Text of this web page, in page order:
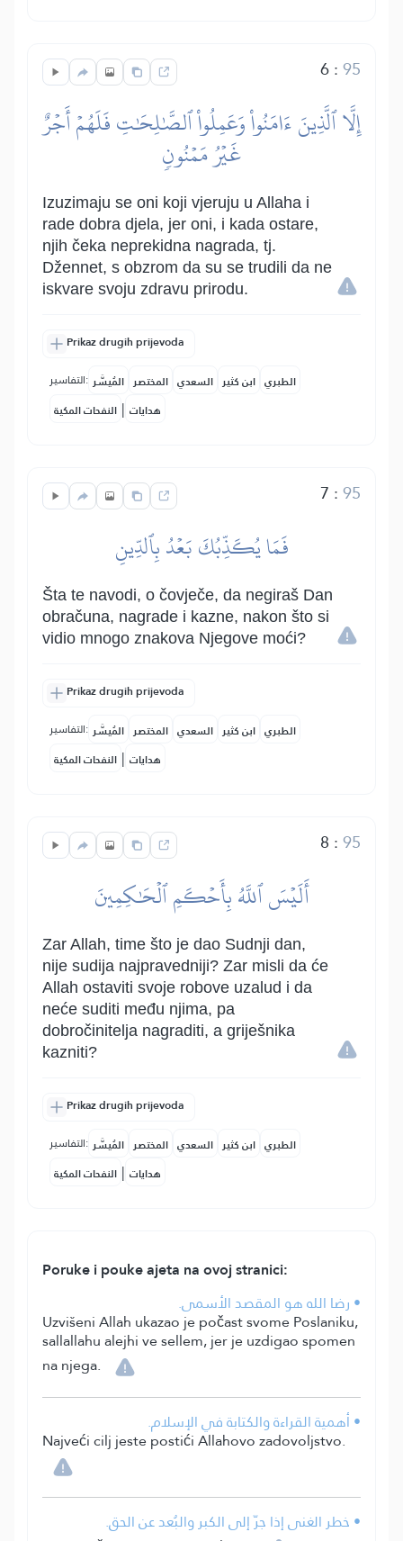
6:95
إِلَّا ٱلَّذِينَ ءَامَنُواْ وَعَمِلُواْ ٱلصَّٰلِحَٰتِ فَلَهُمۡ أَجۡرٌ
غَيۡرُ مَمۡنُونٖ
Izuzimaju se oni koji vjeruju u Allaha i
rade dobra djela, jer oni, i kada ostare,
njih čeka neprekidna nagrada, tj.
Džennet, s obzrom da su se trudili da ne
iskvare svoju zdravu prirodu.
Prikaz drugih prijevoda
التفاسير: المُيسَّر المختصر السعدي ابن كثير الطبري
النفحات المكية | هدايات
7 :95
فَمَا يُكَذِّبُكَ بَعۡدُ بِٱلدِّينِ
Šta te navodi, o čovječe, da negiraš Dan
obračuna, nagrade i kazne, nakon što si
vidio mnogo znakova Njegove moći?
Prikaz drugih prijevoda
التفاسير: المُيسَّر المختصر السعدي ابن كثير الطبري
النفحات المكية | هدايات
8 :95
أَلَيۡسَ ٱللَّهُ بِأَحۡكَمِ ٱلۡحَٰكِمِينَ
Zar Allah, time što je dao Sudnji dan,
nije sudija najpravedniji? Zar misli da će
Allah ostaviti svoje robove uzalud i da
neće suditi među njima, pa
dobročinitelja nagraditi, a griješnika
kazniti?
Prikaz drugih prijevoda
التفاسير: المُيسَّر المختصر السعدي ابن كثير الطبري
النفحات المكية | هدايات
Poruke i pouke ajeta na ovoj stranici:
• رضا الله هو المقصد الأسمى.
Uzvišeni Allah ukazao je počast svome Poslaniku,
sallallahu alejhi ve sellem, jer je uzdigao spomen
na njega.
• أهمية القراءة والكتابة في الإسلام.
Najveći cilj jeste postići Allahovo zadovoljstvo.
• خطر الغنى إذا جرّ إلى الكبر والبُعد عن الحق.